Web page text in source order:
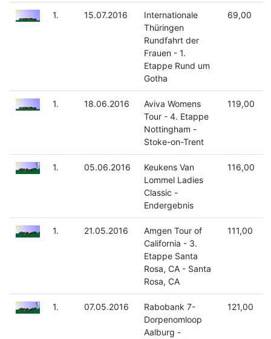
1. 15.07.2016
Internationale
Thüringen
Rundfahrt der
Frauen - 1.
Etappe Rund um
Gotha
69,00
1. 18.06.2016
Aviva Womens
Tour - 4. Etappe
Nottingham -
Stoke-on-Trent
119,00
1. 05.06.2016
Keukens Van
Lommel Ladies
Classic -
Endergebnis
116,00
1. 21.05.2016
Amgen Tour of
California - 3.
Etappe Santa
Rosa, CA - Santa
Rosa, CA
111,00
1. 07.05.2016
Rabobank 7-
Dorpenomloop
Aalburg -
121,00